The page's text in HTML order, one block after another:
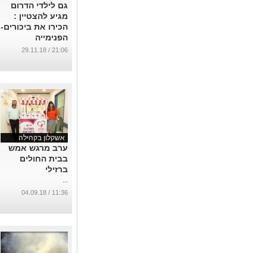
גם לילדי הדרום
מגיע להצטיין :
הכירו את ביכורים-
הפנימייה
למצוינות באמנות
...
21:06 / 29.11.18
אשקלון בקהילה
ערב מרגש אמש
בבית החולים
ברזילי
...
11:36 / 04.09.18